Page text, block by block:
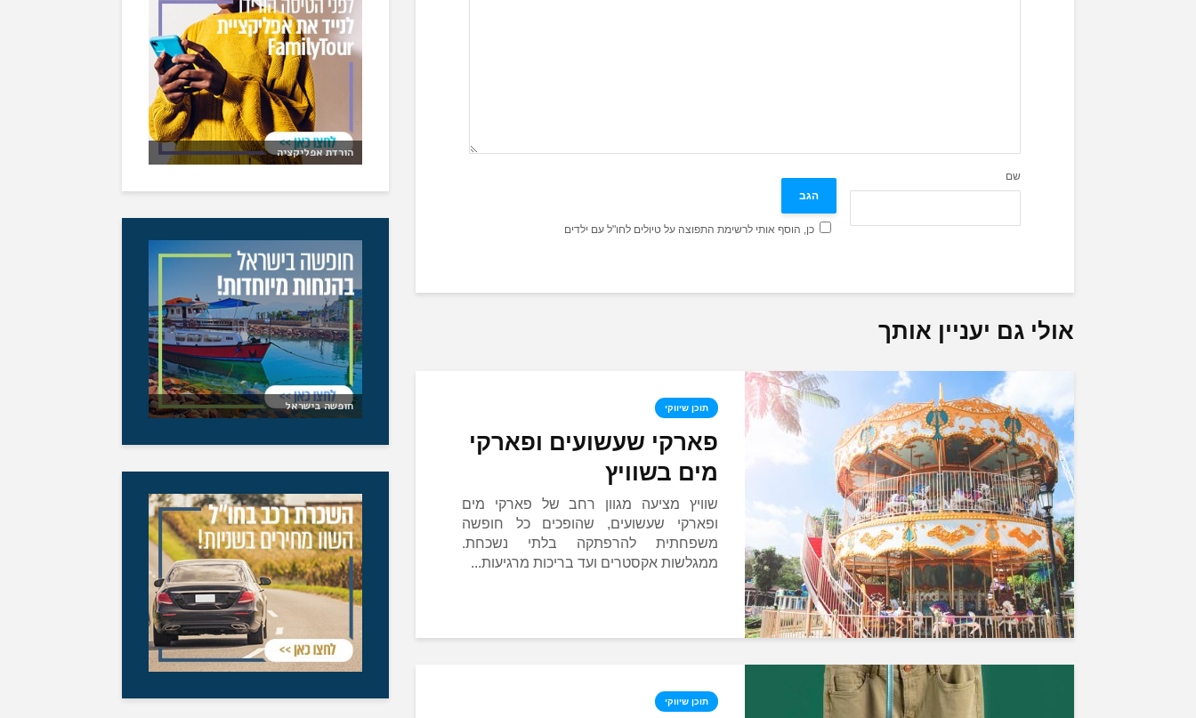
שם
כן, הוסף אותי לרשימת התפוצה על טיולים לחו"ל עם ילדים
אולי גם יעניין אותך
תוכן שיווקי
פארקי שעשועים ופארקי
מים בשוויץ
שוויץ מציעה מגוון רחב של פארקי מים
ופארקי שעשועים, שהופכים כל חופשה
משפחתית להרפתקה בלתי נשכחת.
ממגלשות אקסטרים ועד בריכות מרגיעות...
תוכן שיווקי
הורדת אפליקציה
חופשה בישראל